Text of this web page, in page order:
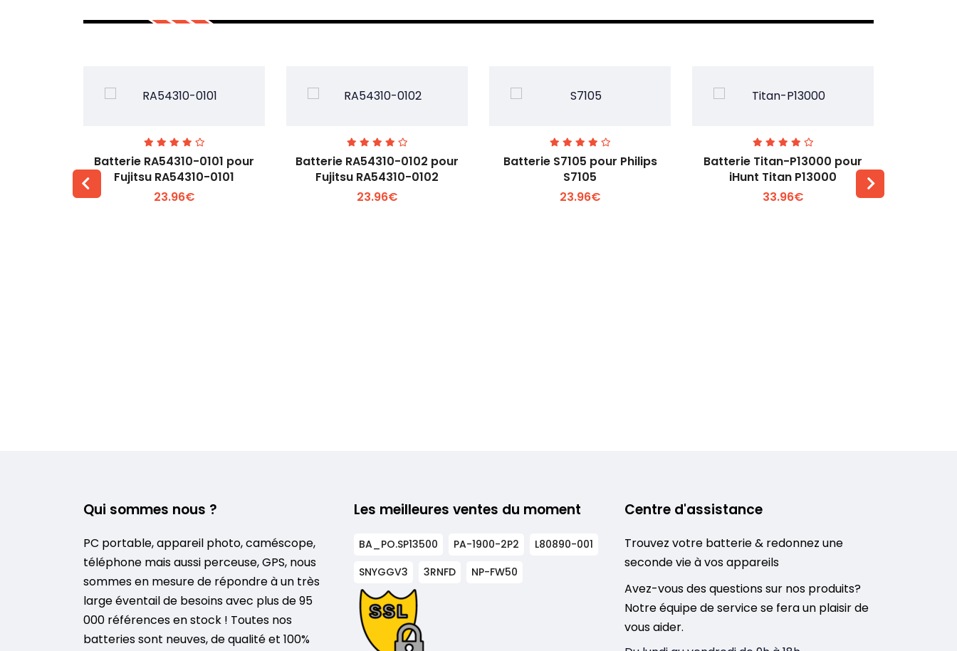
Voir plus +
Batterie RA54310-0101 pour
Fujitsu RA54310-0101
23.96€
Voir plus +
Batterie RA54310-0102 pour
Fujitsu RA54310-0102
23.96€
Voir plus +
Batterie S7105 pour Philips
S7105
23.96€
Voir plus +
Batterie Titan-P13000 pour
iHunt Titan P13000
33.96€
Qui sommes nous ?
PC portable, appareil photo, caméscope,
téléphone mais aussi perceuse, GPS, nous
sommes en mesure de répondre à un très
large éventail de besoins avec plus de 95
000 références en stock ! Toutes nos
batteries sont neuves, de qualité et 100%
Les meilleures ventes du moment
BA_PO.SP13500 PA-1900-2P2
L80890-001
SNYGGV3
3RNFD NP-FW50
Centre d'assistance
Trouvez votre batterie & redonnez une
seconde vie à vos appareils
Avez-vous des questions sur nos produits?
Notre équipe de service se fera un plaisir de
vous aider.